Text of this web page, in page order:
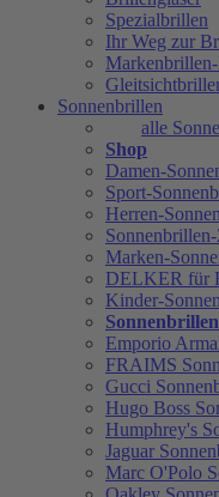
Spezialbrillen
Ihr Weg zur
Sonnenbrillen
alle
Shop
Damen-
Sport-
Herren-
Marken-
DELKER für
Kinder-
Emporio
FRAIMS
Gucci
Hugo Boss
Humphrey's
Jaguar
Marc O'Polo